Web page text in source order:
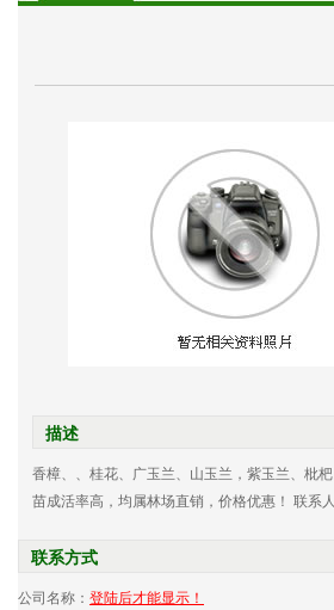
描述
香樟、、桂花、广玉兰、山玉兰，紫玉兰、枇
苗成活率高，均属林场直销，价格优惠！ 联系
联系方式
公司名称： 登陆后才能显示！